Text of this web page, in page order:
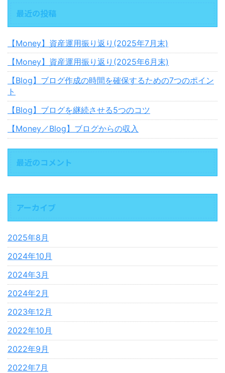
最近の投稿
【Money】資産運用振り返り(2025年7月末)
【Money】資産運用振り返り(2025年6月末)
【Blog】ブログ作成の時間を確保するための7つのポイン
ト
【Blog】ブログを継続させる5つのコツ
【Money／Blog】ブログからの収入
最近のコメント
アーカイブ
2025年8月
2024年10月
2024年3月
2024年2月
2023年12月
2022年10月
2022年9月
2022年7月